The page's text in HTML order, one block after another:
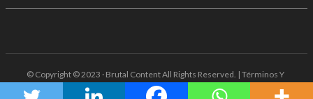
© Copyright © 2023 · Brutal Content All Rights Reserved. | Términos Y
Condiciones · Aviso De Privacidad